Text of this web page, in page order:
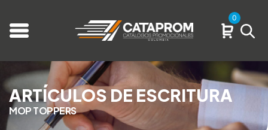
0
ARTÍCULOS DE ESCRITURA
MOP TOPPERS